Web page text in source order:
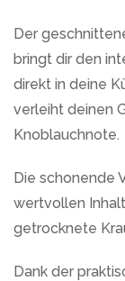
Der
bringt dir den
direkt in deine
verleiht deinen
Knoblauchnote.
Die schonende
wertvollen
getrocknete
Dank der